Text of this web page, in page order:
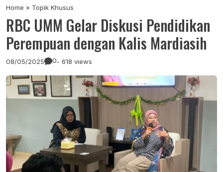
Home » Topik Khusus
RBC UMM Gelar Diskusi Pendidikan
Perempuan dengan Kalis Mardiasih
08/05/2025 0- 618 views